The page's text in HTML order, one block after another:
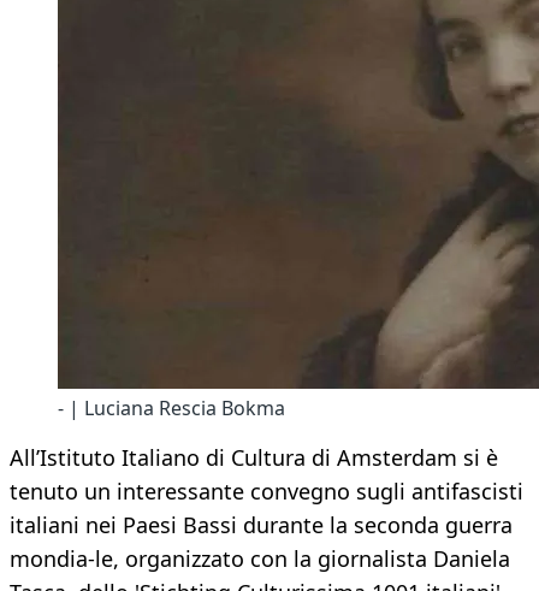
- | Luciana Rescia Bokma
All’Istituto Italiano di Cultura di Amsterdam si è
tenuto un interessante convegno sugli antifascisti
italiani nei Paesi Bassi durante la seconda guerra
mondia-le, organizzato con la giornalista Daniela